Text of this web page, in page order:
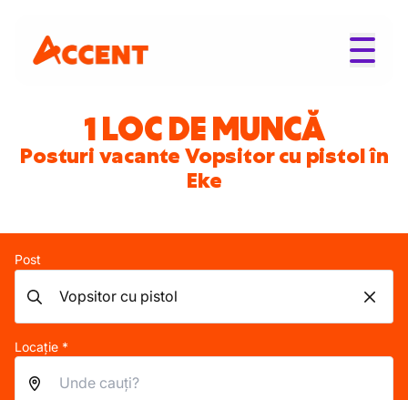
1 LOC DE MUNCĂ
Posturi vacante Vopsitor cu pistol în
Eke
Post
Locație *